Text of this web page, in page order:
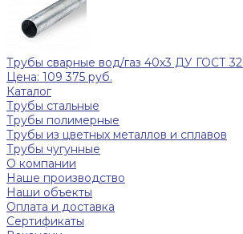
Трубы сварные вод/газ 40x3 ДУ ГОСТ
Цена: 109 375 руб.
Каталог
Трубы стальные
Трубы полимерные
Трубы из цветных металлов и сплавов
Трубы чугунные
О компании
Наше производство
Наши объекты
Оплата и доставка
Сертификаты